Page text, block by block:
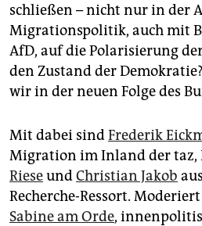
schließen – nicht nur in der
Migrationspolitik, auch mit
AfD, auf die Polarisierung
den Zustand der
wir in der neuen Folge des
Mit dabei sindFrederik
Migration im Inland der taz,
RieseundChristian Jakob
Recherche-Ressort.
Sabine am Orde,